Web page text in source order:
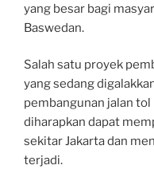
yang besar bagi
Baswedan.
Salah satu proyek
yang sedang
pembangunan jalan
diharapkan dapat
sekitar Jakarta dan
terjadi.